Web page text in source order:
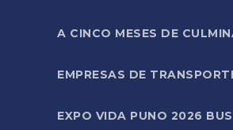
A CINCO MESES DE
EMPRESAS DE
EXPO VIDA PUNO 2026